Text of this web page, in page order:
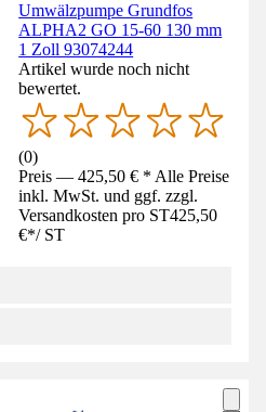
Umwälzpumpe Grundfos
ALPHA2 GO 15-60 130 mm
1 Zoll 93074244
Artikel wurde noch nicht
bewertet.
(0)
Preis — 425,50 € * Alle Preise
inkl. MwSt. und ggf. zzgl.
Versandkosten pro ST425,50
€*/ ST